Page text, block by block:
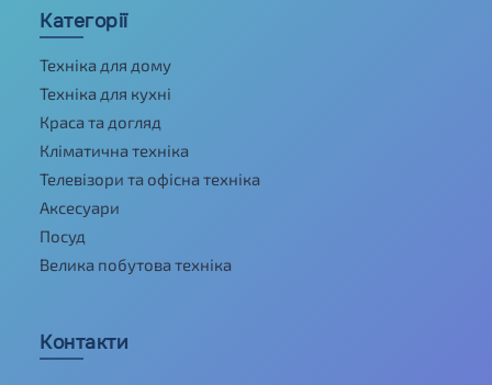
Категорії
Техніка для дому
Техніка для кухні
Краса та догляд
Кліматична техніка
Телевізори та офісна техніка
Аксесуари
Посуд
Велика побутова техніка
Контакти